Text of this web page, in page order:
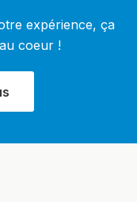
expérience, ça
coeur !